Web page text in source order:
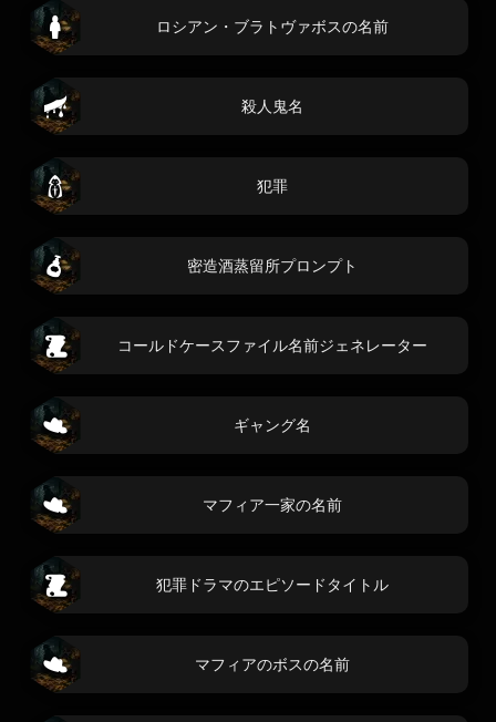
ロシアン・ブラトヴァボスの名前
殺人鬼名
犯罪
密造酒蒸留所プロンプト
コールドケースファイル名前ジェネレーター
ギャング名
マフィア一家の名前
犯罪ドラマのエピソードタイトル
マフィアのボスの名前